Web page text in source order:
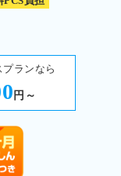
ランなら
円～